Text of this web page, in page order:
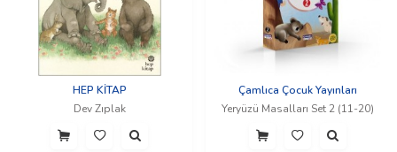
HEP KİTAP
Dev Zıplak
Çamlıca Çocuk Yayınları
Yeryüzü Masalları Set 2 (11-20)